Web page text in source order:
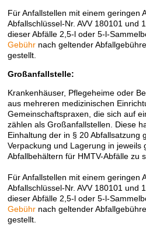
Für Anfallstellen mit einem geringen
Abfallschlüssel-Nr. AVV 180101 und
dieser Abfälle 2,5-l oder 5-l-
Gebühr nach geltender
gestellt.
Großanfallstelle:
Krankenhäuser, Pflegeheime oder
aus mehreren medizinischen
Gemeinschaftspraxen, die sich auf
zählen als Großanfallstellen. Diese
Einhaltung der in § 20 Abfallsatzung
Verpackung und Lagerung in jeweils
Abfallbehältern für HMTV-Abfälle zu
Für Anfallstellen mit einem geringen
Abfallschlüssel-Nr. AVV 180101 und
dieser Abfälle 2,5-l oder 5-l-
Gebühr nach geltender
gestellt.